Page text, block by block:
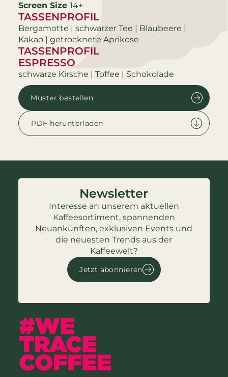
Screen Size14+
TASSENPROFIL
Bergamotte | schwarzer Tee | Blaubeere |
Kakao | getrocknete Aprikose
TASSENPROFIL
ESPRESSO
schwarze Kirsche | Toffee | Schokolade
Muster bestellen
PDF herunterladen
Newsletter
Interesse an unserem aktuellen
Kaffeesortiment, spannenden
Neuankünften, exklusiven Events und
die neuesten Trends aus der
Kaffeewelt?
Jetzt abonnieren